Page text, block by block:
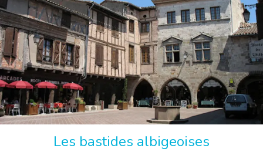
Les bastides albigeoises